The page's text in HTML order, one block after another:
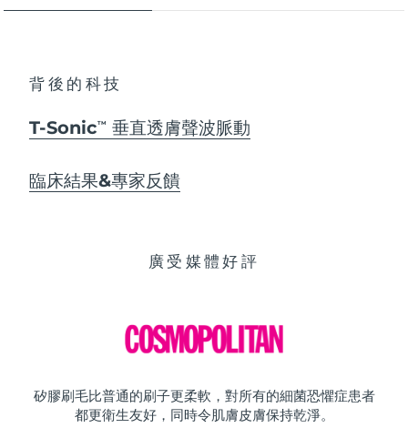
背後的科技
T-SonicTM 垂直透膚聲波脈動
臨床結果&專家反饋
廣受媒體好評
矽膠刷毛比普通的刷子更柔軟，對所有的細菌恐懼症患者
都更衛生友好，同時令肌膚皮膚保持乾淨。